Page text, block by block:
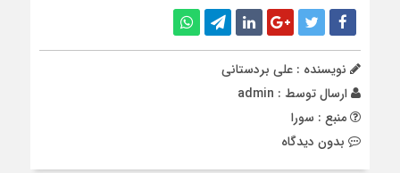
نویسنده : علی بردستانی
ارسال توسط : admin
منبع : سورا
بدون دیدگاه